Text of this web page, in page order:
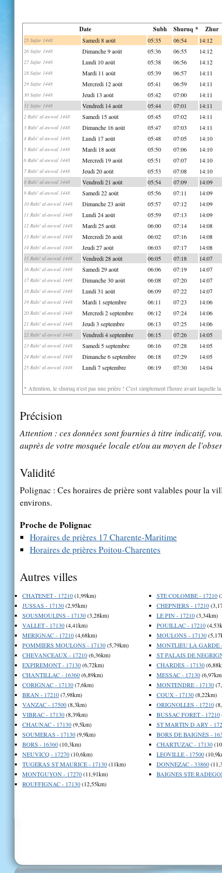
Date Subh Shuruq * Zhur
25 Safar 1448 Samedi 8 août 05:35 06:54 14:12
26 Safar 1448 Dimanche 9 août 05:36 06:55 14:12
27 Safar 1448 Lundi 10 août 05:38 06:56 14:12
28 Safar 1448 Mardi 11 août 05:39 06:57 14:11
29 Safar 1448 Mercredi 12 août 05:41 06:59 14:11
30 Safar 1448 Jeudi 13 août 05:42 07:00 14:11
31 Safar 1448 Vendredi 14 août 05:44 07:01 14:11
2 Rabi' al-awwal 1448 Samedi 15 août 05:45 07:02 14:11
3 Rabi' al-awwal 1448 Dimanche 16 août 05:47 07:03 14:11
4 Rabi' al-awwal 1448 Lundi 17 août 05:48 07:05 14:10
5 Rabi' al-awwal 1448 Mardi 18 août 05:50 07:06 14:10
6 Rabi' al-awwal 1448 Mercredi 19 août 05:51 07:07 14:10
7 Rabi' al-awwal 1448 Jeudi 20 août 05:53 07:08 14:10
8 Rabi' al-awwal 1448 Vendredi 21 août 05:54 07:09 14:09
9 Rabi' al-awwal 1448 Samedi 22 août 05:56 07:11 14:09
10 Rabi' al-awwal 1448 Dimanche 23 août 05:57 07:12 14:09
11 Rabi' al-awwal 1448 Lundi 24 août 05:59 07:13 14:09
12 Rabi' al-awwal 1448 Mardi 25 août 06:00 07:14 14:08
13 Rabi' al-awwal 1448 Mercredi 26 août 06:02 07:16 14:08
14 Rabi' al-awwal 1448 Jeudi 27 août 06:03 07:17 14:08
15 Rabi' al-awwal 1448 Vendredi 28 août 06:05 07:18 14:07
16 Rabi' al-awwal 1448 Samedi 29 août 06:06 07:19 14:07
17 Rabi' al-awwal 1448 Dimanche 30 août 06:08 07:20 14:07
18 Rabi' al-awwal 1448 Lundi 31 août 06:09 07:22 14:07
19 Rabi' al-awwal 1448 Mardi 1 septembre 06:11 07:23 14:06
20 Rabi' al-awwal 1448 Mercredi 2 septembre 06:12 07:24 14:06
21 Rabi' al-awwal 1448 Jeudi 3 septembre 06:13 07:25 14:06
22 Rabi' al-awwal 1448 Vendredi 4 septembre 06:15 07:26 14:05
23 Rabi' al-awwal 1448 Samedi 5 septembre 06:16 07:28 14:05
24 Rabi' al-awwal 1448 Dimanche 6 septembre 06:18 07:29 14:05
25 Rabi' al-awwal 1448 Lundi 7 septembre 06:19 07:30 14:04
* Attention, le shuruq n'est pas une prière ! C'est simplement l'heure avant laquelle
Précision
Attention : ces données sont fournies à titre indicatif,
auprès de votre mosquée locale et/ou au moyen de
Validité
Polignac : Ces horaires de prière sont valables pour la
environs.
Proche de Polignac
Horaires de prières 17 Charente-Maritime
Horaires de prières Poitou-Charentes
Autres villes
CHATENET - 17210(1,99km)
JUSSAS - 17130(2,95km)
SOUSMOULINS - 17130(3,28km)
VALLET - 17130(4,41km)
MERIGNAC - 17210(4,68km)
POMMIERS MOULONS - 17130(5,79km)
CHEVANCEAUX - 17210(6,36km)
EXPIREMONT - 17130(6,72km)
CHANTILLAC - 16360(6,89km)
CORIGNAC - 17130(7,6km)
BRAN - 17210(7,98km)
VANZAC - 17500(8,3km)
VIBRAC - 17130(8,39km)
CHAUNAC - 17130(9,5km)
SOUMERAS - 17130(9,9km)
BORS - 16360(10,3km)
NEUVICQ - 17270(10,6km)
TUGERAS ST MAURICE - 17130(11km)
MONTGUYON - 17270(11,91km)
ROUFFIGNAC - 17130(12,55km)
STE COLOMBE - 17210
CHEPNIERS - 17210
LE PIN - 17210(3,34km)
POUILLAC - 17210
MOULONS - 17130
MONTLIEU LA GARDE
ST PALAIS DE
CHARDES - 17130
MESSAC - 17130
MONTENDRE - 17130
COUX - 17130(8,22km)
ORIGNOLLES - 17210
BUSSAC FORET - 17210
ST MARTIN D ARY -
BORS DE BAIGNES -
CHARTUZAC - 17130
LEOVILLE - 17500
DONNEZAC - 33860
BAIGNES STE